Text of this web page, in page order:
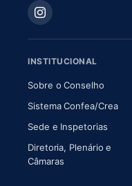
INSTITUCIONAL
Sobre o Conselho(abre
Sistema Confea/Crea
Sede e Inspetorias
Diretoria, Plenário e
Câmaras(abre em nova